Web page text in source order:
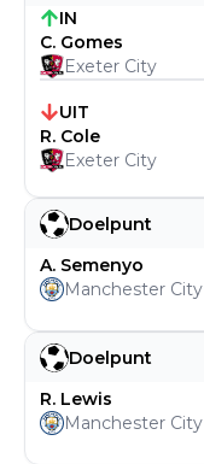
Doelpunt
R. Lewis
Manchester City
Doelpunt
A. Semenyo
Manchester City
IN
C. Gomes
Exeter City
UIT
R. Cole
Exeter City